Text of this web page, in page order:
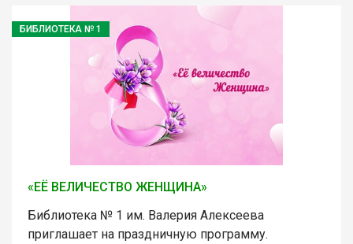
БИБЛИОТЕКА № 1
«ЕЁ ВЕЛИЧЕСТВО ЖЕНЩИНА»
Библиотека № 1 им. Валерия Алексеева
приглашает на праздничную программу.